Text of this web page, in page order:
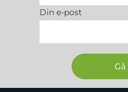
Din e-post